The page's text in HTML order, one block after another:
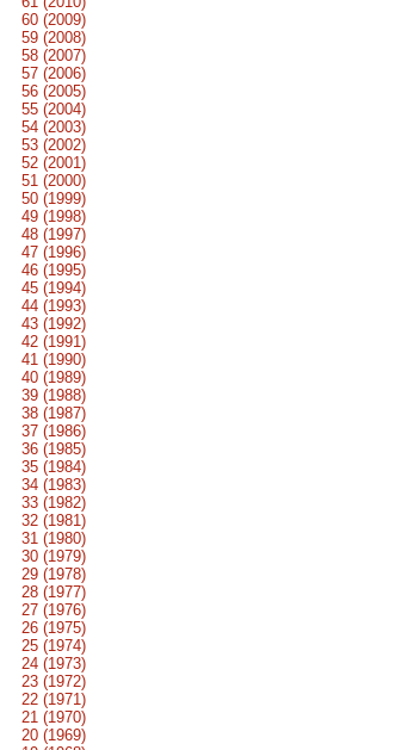
60 (2009)
59 (2008)
58 (2007)
57 (2006)
56 (2005)
55 (2004)
54 (2003)
53 (2002)
52 (2001)
51 (2000)
50 (1999)
49 (1998)
48 (1997)
47 (1996)
46 (1995)
45 (1994)
44 (1993)
43 (1992)
42 (1991)
41 (1990)
40 (1989)
39 (1988)
38 (1987)
37 (1986)
36 (1985)
35 (1984)
34 (1983)
33 (1982)
32 (1981)
31 (1980)
30 (1979)
29 (1978)
28 (1977)
27 (1976)
26 (1975)
25 (1974)
24 (1973)
23 (1972)
22 (1971)
21 (1970)
20 (1969)